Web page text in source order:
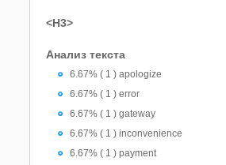
<H3>
Анализ текста
6.67% ( 1 ) apologize
6.67% ( 1 ) error
6.67% ( 1 ) gateway
6.67% ( 1 ) inconvenience
6.67% ( 1 ) payment